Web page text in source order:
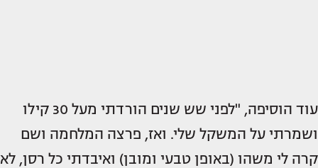
עוד הוסיפה, "לפני שש שנים הורדתי מעל 30 קילו
ושמרתי על המשקל שלי. ואז, פרצה המלחמה ושם
קרה לי משהו (באופן טבעי ומובן) ואיבדתי כל רסן, לא